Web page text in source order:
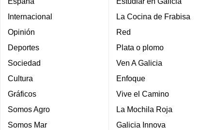
Internacional
Opinión
Deportes
Sociedad
Cultura
Gráficos
Somos Agro
Somos Mar
La Cocina de Frabisa
Red
Plata o plomo
Ven A Galicia
Enfoque
Vive el Camino
La Mochila Roja
Galicia Innova